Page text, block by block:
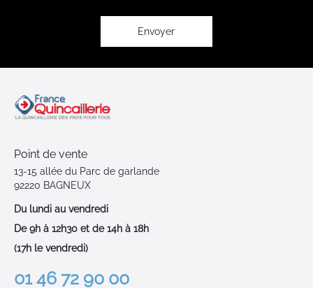
Envoyer
Point de vente
13-15 allée du Parc de garlande
92220 BAGNEUX
Du lundi au vendredi
De 9h à 12h30 et de 14h à 18h
(17h le vendredi)
01 46 72 90 00